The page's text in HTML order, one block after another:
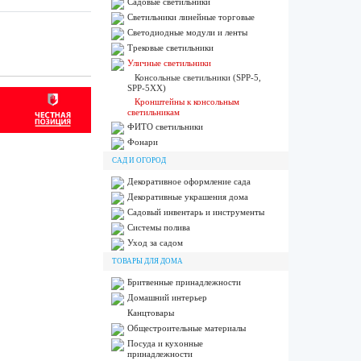
Светильники линейные торговые
Светодиодные модули и ленты
Трековые светильники
Уличные светильники
Консольные светильники (SPP-5,
SPP-5XX)
Кронштейны к консольным
светильникам
ФИТО светильники
Фонари
САД И ОГОРОД
Декоративное оформление сада
Декоративные украшения дома
Садовый инвентарь и инструменты
Системы полива
Уход за садом
ТОВАРЫ ДЛЯ ДОМА
Бритвенные принадлежности
Домашний интерьер
Канцтовары
Общестроительные материалы
Посуда и кухонные
принадлежности